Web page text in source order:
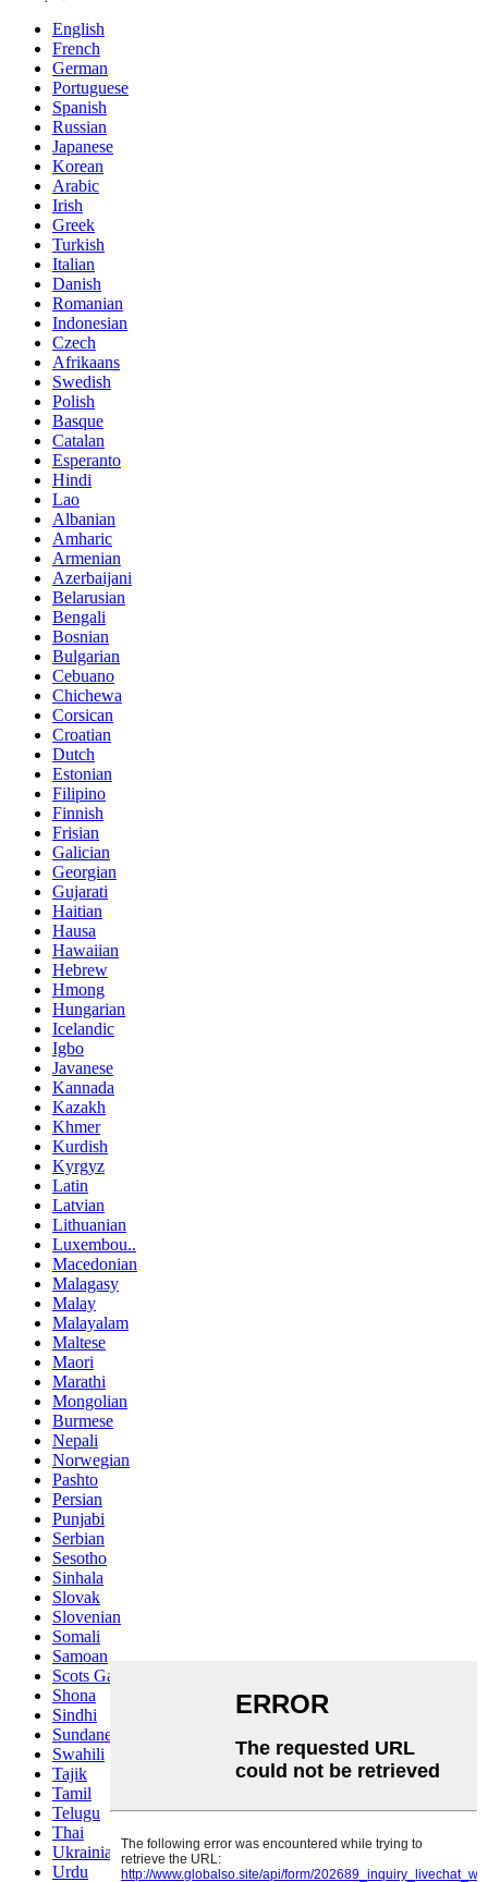
English
French
German
Portuguese
Spanish
Russian
Japanese
Korean
Arabic
Irish
Greek
Turkish
Italian
Danish
Romanian
Indonesian
Czech
Afrikaans
Swedish
Polish
Basque
Catalan
Esperanto
Hindi
Lao
Albanian
Amharic
Armenian
Azerbaijani
Belarusian
Bengali
Bosnian
Bulgarian
Cebuano
Chichewa
Corsican
Croatian
Dutch
Estonian
Filipino
Finnish
Frisian
Galician
Georgian
Gujarati
Haitian
Hausa
Hawaiian
Hebrew
Hmong
Hungarian
Icelandic
Igbo
Javanese
Kannada
Kazakh
Khmer
Kurdish
Kyrgyz
Latin
Latvian
Lithuanian
Luxembou..
Macedonian
Malagasy
Malay
Malayalam
Maltese
Maori
Marathi
Mongolian
Burmese
Nepali
Norwegian
Pashto
Persian
Punjabi
Serbian
Sesotho
Sinhala
Slovak
Slovenian
Somali
Samoan
Scots Gaelic
Shona
Sindhi
Sundanese
Swahili
Tajik
Tamil
Telugu
Thai
Ukrainian
Urdu